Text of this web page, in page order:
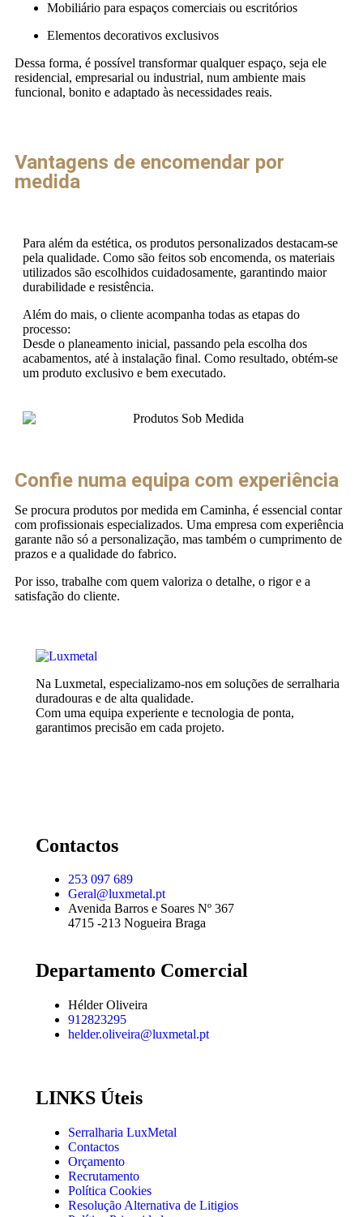
Mobiliário para espaços comerciais ou escritórios
Elementos decorativos exclusivos
Dessa forma, é possível transformar qualquer espaço, seja ele
residencial, empresarial ou industrial, num ambiente mais
funcional, bonito e adaptado às necessidades reais.
Vantagens de encomendar por
medida
Para além da estética, os produtos personalizados destacam-se
pela qualidade. Como são feitos sob encomenda, os materiais
utilizados são escolhidos cuidadosamente, garantindo maior
durabilidade e resistência.
Além do mais, o cliente acompanha todas as etapas do
processo:
Desde o planeamento inicial, passando pela escolha dos
acabamentos, até à instalação final. Como resultado, obtém-se
um produto exclusivo e bem executado.
Confie numa equipa com experiência
Se procura produtos por medida em Caminha, é essencial contar
com profissionais especializados. Uma empresa com experiência
garante não só a personalização, mas também o cumprimento de
prazos e a qualidade do fabrico.
Por isso, trabalhe com quem valoriza o detalhe, o rigor e a
satisfação do cliente.
Na Luxmetal, especializamo-nos em soluções de serralharia
duradouras e de alta qualidade.
Com uma equipa experiente e tecnologia de ponta,
garantimos precisão em cada projeto.
Contactos
253 097 689
Geral@luxmetal.pt
Avenida Barros e Soares Nº 367
4715 -213 Nogueira Braga
Departamento Comercial
Hélder Oliveira
912823295
helder.oliveira@luxmetal.pt
LINKS Úteis
Serralharia LuxMetal
Contactos
Orçamento
Recrutamento
Política Cookies
Resolução Alternativa de Litigios